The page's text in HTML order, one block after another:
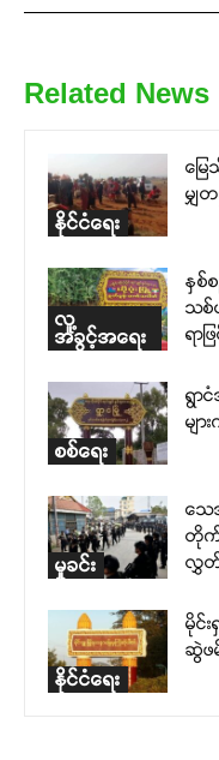
Related News
နိုင်ငံရေး
မြ
မျှ
လူ့
အခွင့်အရေး
နှစ်
သစ်
ရာဖ
စစ်ရေး
ရွာ
မျ
မှုခင်း
သေ
တိုက်
လွှတ်
နိုင်ငံရေး
မိုင်
ဆွဲဖ